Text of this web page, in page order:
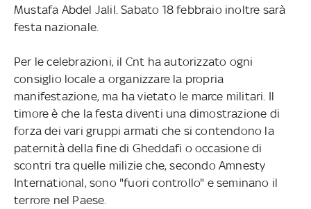
Mustafa Abdel Jalil. Sabato 18 febbraio inoltre sarà
festa nazionale.
Per le celebrazioni, il Cnt ha autorizzato ogni
consiglio locale a organizzare la propria
manifestazione, ma ha vietato le marce militari. Il
timore è che la festa diventi una dimostrazione di
forza dei vari gruppi armati che si contendono la
paternità della fine di Gheddafi o occasione di
scontri tra quelle milizie che, secondo Amnesty
International, sono "fuori controllo" e seminano il
terrore nel Paese.